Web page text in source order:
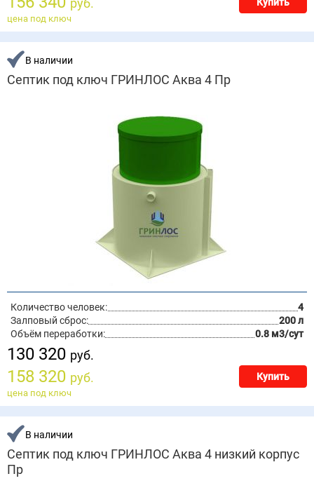
цена под ключ
В наличии
Септик под ключ ГРИНЛОС Аква 4 Пр
Количество человек:
4
Залповый сброс:
200 л
Объём переработки:
0.8 м3/сут
130 320 руб.
158 320 руб. Купить
цена под ключ
В наличии
Септик под ключ ГРИНЛОС Аква 4 низкий корпус
Пр